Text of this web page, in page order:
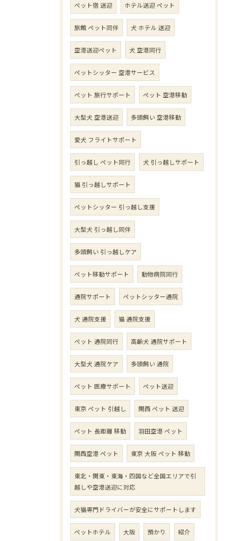
ペット宿 送迎 ホテル送迎 ペット
旅館 ペット同伴 犬 ホテル 送迎
空港送迎ペット 犬 空港同行
ペットシッター 空港サービス
ペット 旅行サポート ペット 空港移動
大型犬 空港送迎 多頭飼い 空港移動
愛犬 フライトサポート
引っ越し ペット同行 犬 引っ越しサポート
猫 引っ越しサポート
ペットシッター 引っ越し支援
大型犬 引っ越し同伴
多頭飼い 引っ越しケア
ペット移動サポート 動物病院同行
通院サポート ペットシッター通院
犬 通院支援 猫 通院支援
ペット 通院同行 高齢犬 通院サポート
大型犬 通院ケア 多頭飼い 通院
ペット 医療サポート ペット送迎
東京 ペット 引越し 関西 ペット 送迎
ペット 長距離 移動 羽田空港 ペット
関西空港 ペット 東京 大阪 ペット 移動
東北・関東・東海・四国など全国エリアで引
越しや空港送迎に対応
犬猫専門ドライバーが安全にサポートします
ペットホテル 大阪 預かり 紹介